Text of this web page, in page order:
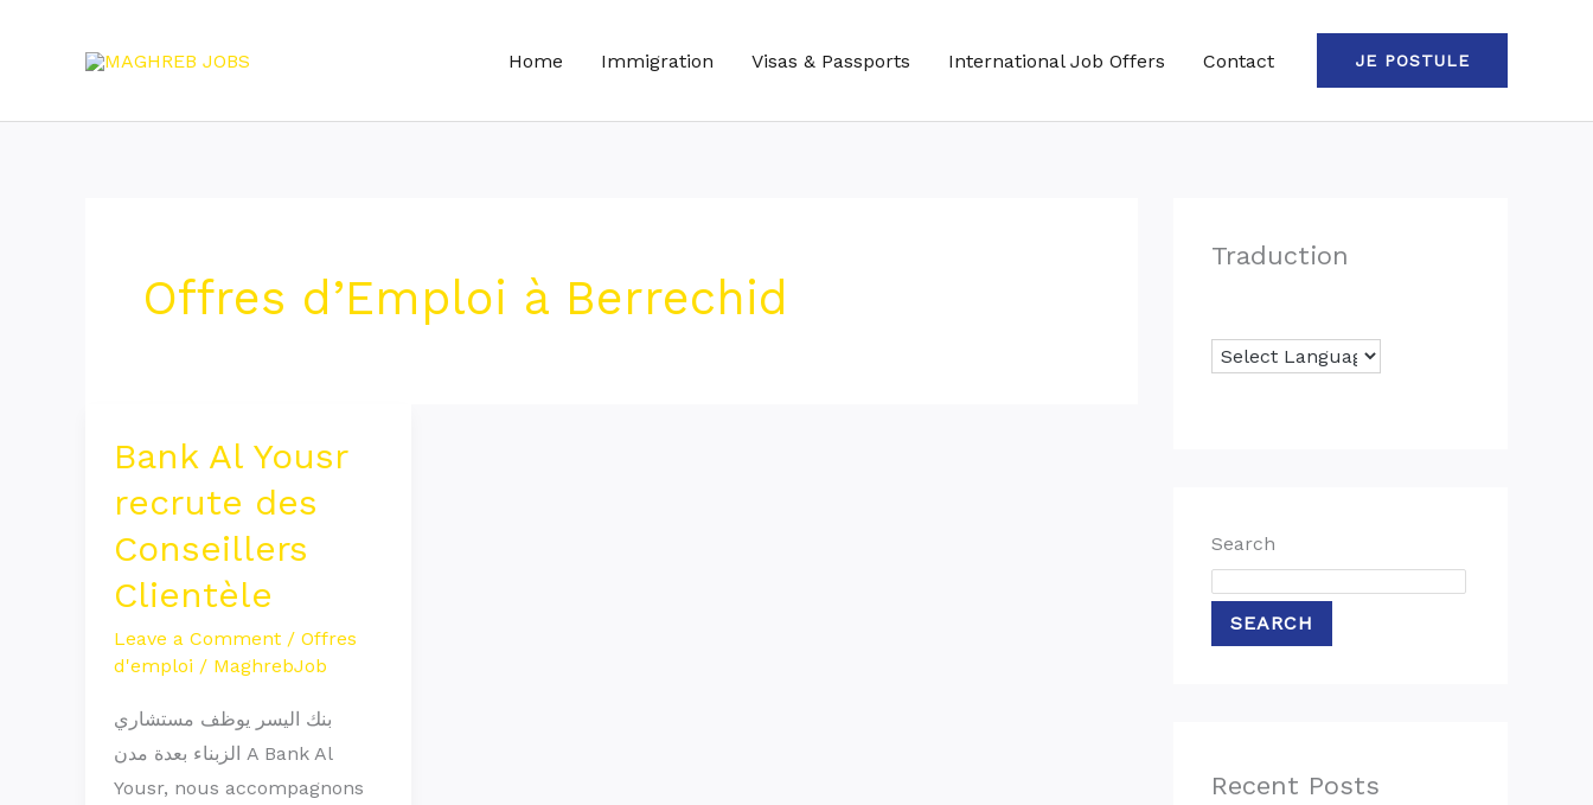
Home Immigration Visas & Passports International Job Offers Contact JE POSTULE
Offres d’Emploi à Berrechid
Bank Al Yousr
recrute des
Conseillers
Clientèle
Leave a Comment / Offres
d'emploi / MaghrebJob
بنك اليسر يوظف مستشاري
الزبناء بعدة مدن A Bank Al
Yousr, nous accompagnons
Bank
Yousr
recrute
des
Clientèle
Traduction
Search
SEARCH
Recent Posts